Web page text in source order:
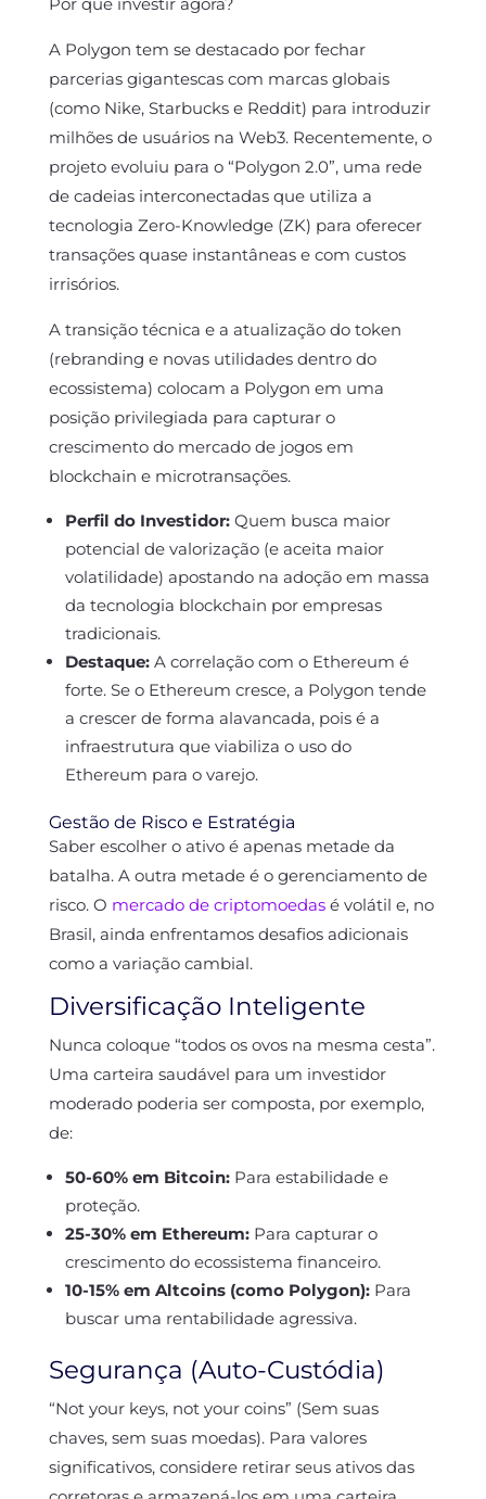
A Polygon tem se destacado por fechar
parcerias gigantescas com marcas globais
(como Nike, Starbucks e Reddit) para introduzir
milhões de usuários na Web3. Recentemente, o
projeto evoluiu para o “Polygon 2.0”, uma rede
de cadeias interconectadas que utiliza a
tecnologia Zero-Knowledge (ZK) para oferecer
transações quase instantâneas e com custos
irrisórios.
A transição técnica e a atualização do token
(rebranding e novas utilidades dentro do
ecossistema) colocam a Polygon em uma
posição privilegiada para capturar o
crescimento do mercado de jogos em
blockchain e microtransações.
Perfil do Investidor:Quem busca maior
potencial de valorização (e aceita maior
volatilidade) apostando na adoção em massa
da tecnologia blockchain por empresas
tradicionais.
Destaque:A correlação com o Ethereum é
forte. Se o Ethereum cresce, a Polygon tende
a crescer de forma alavancada, pois é a
infraestrutura que viabiliza o uso do
Ethereum para o varejo.
Gestão de Risco e Estratégia
Saber escolher o ativo é apenas metade da
batalha. A outra metade é o gerenciamento de
risco. O mercado de criptomoedasé volátil e, no
Brasil, ainda enfrentamos desafios adicionais
como a variação cambial.
Diversificação Inteligente
Nunca coloque “todos os ovos na mesma cesta”.
Uma carteira saudável para um investidor
moderado poderia ser composta, por exemplo,
de:
50-60% em Bitcoin:Para estabilidade e
proteção.
25-30% em Ethereum:Para capturar o
crescimento do ecossistema financeiro.
10-15% em Altcoins (como Polygon):Para
buscar uma rentabilidade agressiva.
Segurança (Auto-Custódia)
“Not your keys, not your coins” (Sem suas
chaves, sem suas moedas). Para valores
significativos, considere retirar seus ativos das